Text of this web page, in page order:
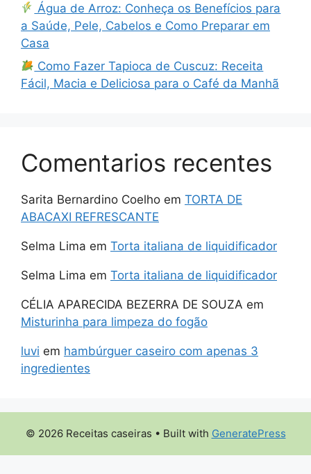
Água de Arroz: Conheça os Benefícios para
a Saúde, Pele, Cabelos e Como Preparar em
Casa
Como Fazer Tapioca de Cuscuz: Receita
Fácil, Macia e Deliciosa para o Café da Manhã
Comentarios recentes
Sarita Bernardino Coelho em TORTA DE
ABACAXI REFRESCANTE
Selma Lima em Torta italiana de liquidificador
Selma Lima em Torta italiana de liquidificador
CÉLIA APARECIDA BEZERRA DE SOUZA em
Misturinha para limpeza do fogão
luvi em hambúrguer caseiro com apenas 3
ingredientes
© 2026 Receitas caseiras • Built with GeneratePress